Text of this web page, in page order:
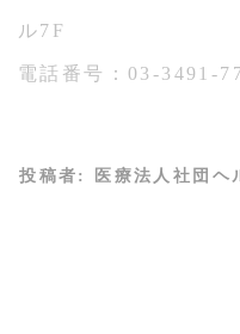
ル7F
電話番号：03-3491-
投稿者: 医療法人社団ヘ